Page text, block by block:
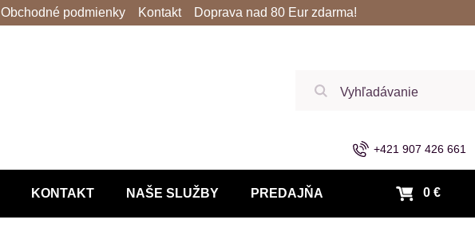
KONTAKT NAŠE SLUŽBY PREDAJŇA
+421 907 426 661
0 €
Obchodné podmienky Kontakt Doprava nad 80 Eur zdarma!